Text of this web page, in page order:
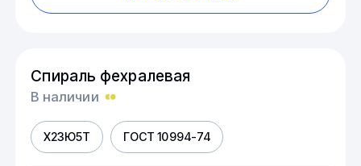
Спираль фехралевая
В наличии
Х23Ю5Т ГОСТ 10994-74